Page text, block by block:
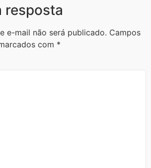
resposta
e-mail não será publicado. Campos
com *